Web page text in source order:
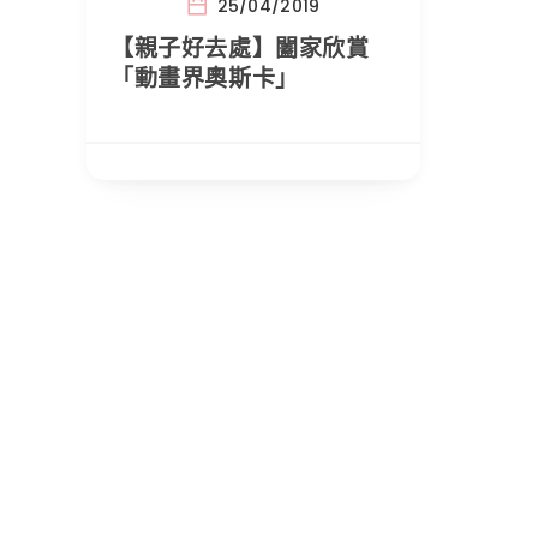
25/04/2019
【親子好去處】闔家欣賞
「動畫界奧斯卡」